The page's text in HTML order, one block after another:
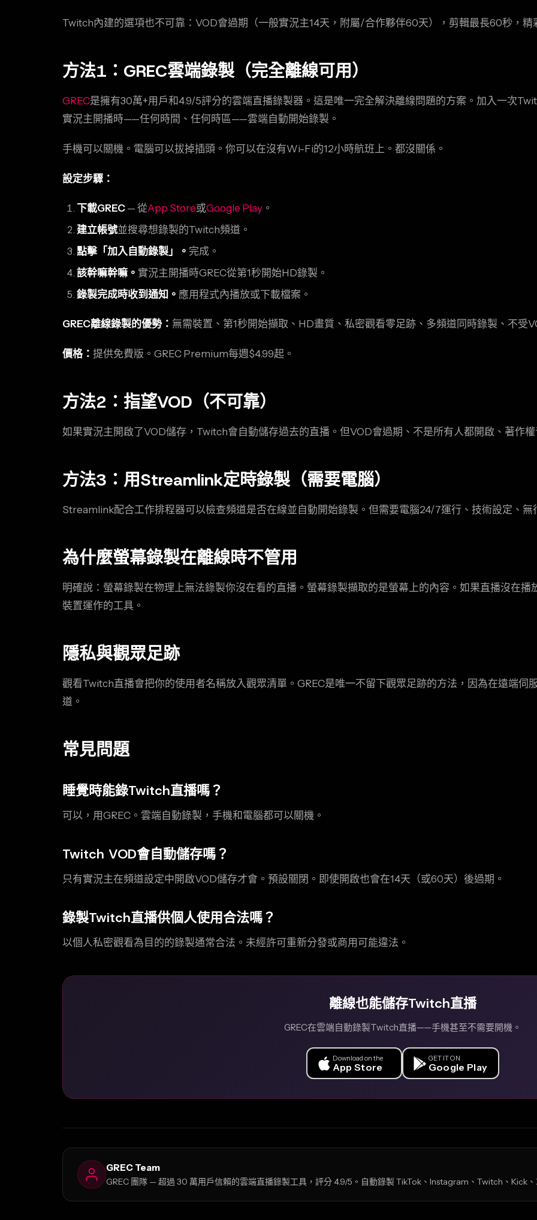
Twitch內建的選項也不可靠：VOD會過期（一般實況主14天，附屬/合作夥伴60天），剪輯最長60秒，精
方法1：GREC雲端錄製（完全離線可用）
GREC是擁有30萬+用戶和4.9/5評分的雲端直播錄製器。這是唯一完全解決離線問題的方案。加入一次
實況主開播時——任何時間、任何時區——雲端自動開始錄製。
手機可以關機。電腦可以拔掉插頭。你可以在沒有Wi-Fi的12小時航班上。都沒關係。
設定步驟：
下載GREC — 從App Store或Google Play 。
建立帳號並搜尋想錄製的Twitch頻道。
點擊「加入自動錄製」。 完成。
該幹嘛幹嘛。 實況主開播時GREC從第1秒開始HD錄製。
錄製完成時收到通知。 應用程式內播放或下載檔案。
GREC離線錄製的優勢： 無需裝置、第1秒開始擷取、HD畫質、私密觀看零足跡、多頻道同時錄製、不受
價格： 提供免費版。GREC Premium每週$4.99起。
方法2：指望VOD（不可靠）
如果實況主開啟了VOD儲存，Twitch會自動儲存過去的直播。但VOD會過期、不是所有人都開啟、著作
方法3：用Streamlink定時錄製（需要電腦）
Streamlink配合工作排程器可以檢查頻道是否在線並自動開始錄製。但需要電腦24/7運行、技術設定、無
為什麼螢幕錄製在離線時不管用
明確說：螢幕錄製在物理上無法錄製你沒在看的直播。螢幕錄製擷取的是螢幕上的內容。如果直播沒在
裝置運作的工具。
隱私與觀眾足跡
觀看Twitch直播會把你的使用者名稱放入觀眾清單。GREC是唯一不留下觀眾足跡的方法，因為在遠端伺
道。
常見問題
睡覺時能錄Twitch直播嗎？
可以，用GREC。雲端自動錄製，手機和電腦都可以關機。
Twitch VOD會自動儲存嗎？
只有實況主在頻道設定中開啟VOD儲存才會。預設關閉。即使開啟也會在14天（或60天）後過期。
錄製Twitch直播供個人使用合法嗎？
以個人私密觀看為目的的錄製通常合法。未經許可重新分發或商用可能違法。
離線也能儲存Twitch直播
GREC在雲端自動錄製Twitch直播——手機甚至不需要開機。
Download on the
App Store
GET IT ON
Google Play
GREC Team
GREC 團隊 — 超過 30 萬用戶信賴的雲端直播錄製工具，評分 4.9/5。自動錄製 TikTok、Instagram、Twitch、Kick、